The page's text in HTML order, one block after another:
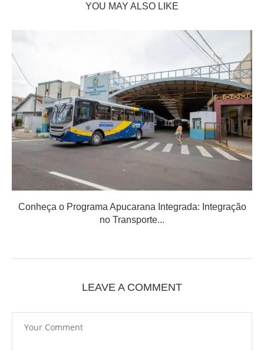
YOU MAY ALSO LIKE
Conheça o Programa Apucarana Integrada: Integração
no Transporte...
LEAVE A COMMENT